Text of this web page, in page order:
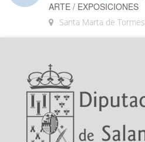
ARTE / EXPOSICIONES
Santa Marta de Tormes